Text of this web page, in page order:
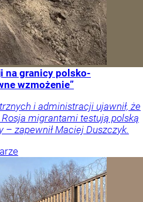
na granicy polsko-
wzmożenie”
i administracji ujawnił, że
migrantami testują polską
zapewnił Maciej Duszczyk.